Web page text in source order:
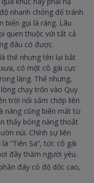
nhanh chóng để tránh
biển gọi là ráng. Lâu
quen thuộc với tất cả
đâu có được.
thế nhưng tên lại bắt
có một cô gái cực
làng. Thế nhưng,
chạy trốn vào Quy
trời nổi sấm chớp liên
nàng cũng biến mất từ
thấy bóng nàng thoắt
núi. Chính sự liên
“Tiên Sa”, tức cô gái
đây thăm người yêu.
đáy có độ dốc cao,